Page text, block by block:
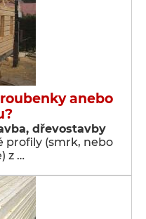
anebo
dřevostavby
profily (smrk, nebo
z …